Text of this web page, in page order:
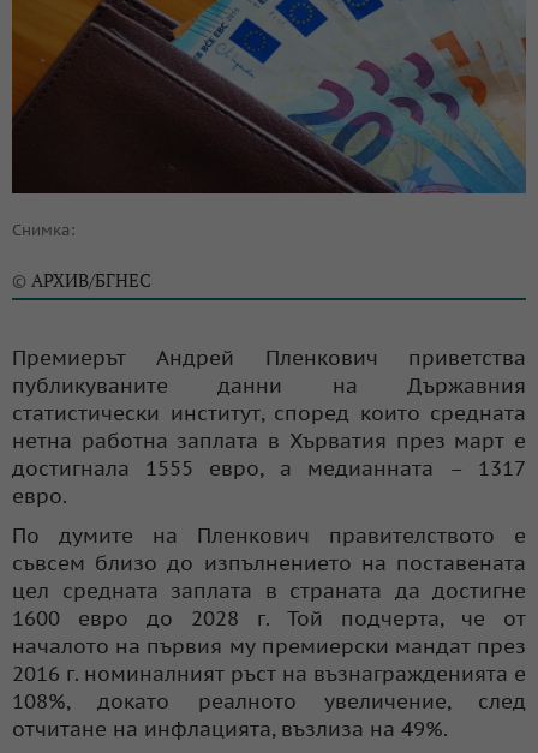
Снимка:
© АРХИВ/БГНЕС
Премиерът Андрей Пленкович приветства
публикуваните данни на Държавния
статистически институт, според които средната
нетна работна заплата в Хърватия през март е
достигнала 1555 евро, а медианната – 1317
евро.
По думите на Пленкович правителството е
съвсем близо до изпълнението на поставената
цел средната заплата в страната да достигне
1600 евро до 2028 г. Той подчерта, че от
началото на първия му премиерски мандат през
2016 г. номиналният ръст на възнагражденията е
108%, докато реалното увеличение, след
отчитане на инфлацията, възлиза на 49%.